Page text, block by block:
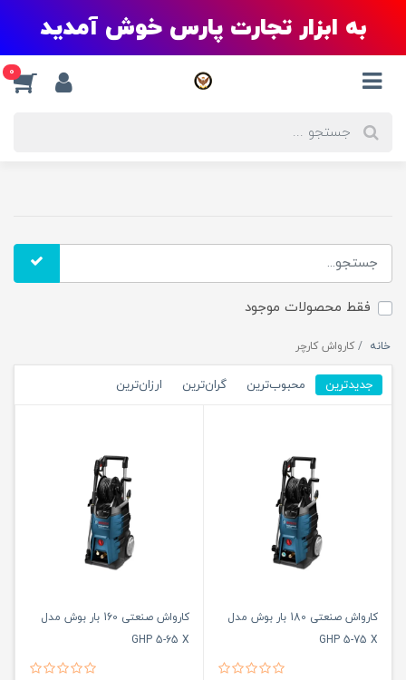
به ابزار تجارت پارس خوش آمدید
0
فقط محصولات موجود
خانه کارواش کارچر
جدیدترین محبوب‌ترین گران‌ترین ارزان‌ترین
کارواش صنعتی 180 بار بوش مدل
GHP 5-75 X
کارواش صنعتی 160 بار بوش مدل
GHP 5-65 X